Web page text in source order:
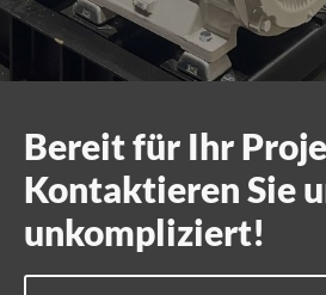
Bereit für Ihr
Kontaktieren Sie
unkompliziert!